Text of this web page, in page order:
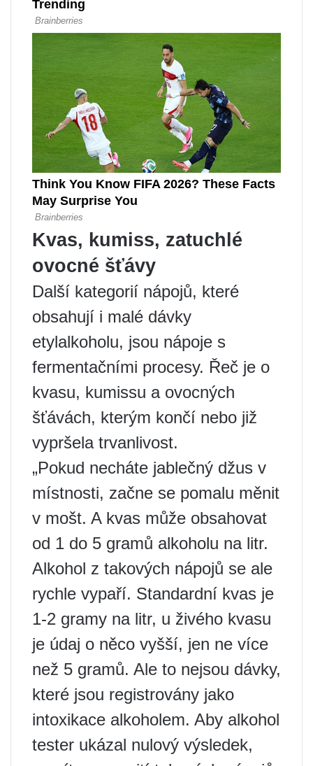
Kvas, kumiss, zatuchlé
ovocné šťávy
Další kategorií nápojů, které
obsahují i ​​malé dávky
etylalkoholu, jsou nápoje s
fermentačními procesy. Řeč je o
kvasu, kumissu a ovocných
šťávách, kterým končí nebo již
vypršela trvanlivost.
„Pokud necháte jablečný džus v
místnosti, začne se pomalu měnit
v mošt. A kvas může obsahovat
od 1 do 5 gramů alkoholu na litr.
Alkohol z takových nápojů se ale
rychle vypaří. Standardní kvas je
1-2 gramy na litr, u živého kvasu
je údaj o něco vyšší, jen ne více
než 5 gramů. Ale to nejsou dávky,
které jsou registrovány jako
intoxikace alkoholem. Aby alkohol
tester ukázal nulový výsledek,